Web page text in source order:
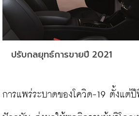
ปรับกลยุทธ์การขายปี 2021
การแพร่ระบาดของโควิด-19 ตั้งแต่